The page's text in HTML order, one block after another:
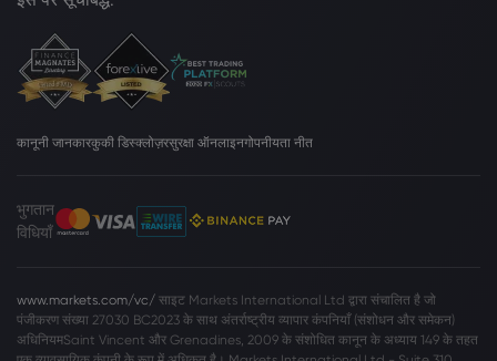
कानूनी जानकारकुकी डिस्क्लोज़रसुरक्षा ऑनलाइनगोपनीयता नीत
भुगतान
विधियाँ
www.markets.com/vc/ साइट Markets International Ltd द्वारा संचालित है जो
पंजीकरण संख्या 27030 BC2023 के साथ अंतर्राष्ट्रीय व्यापार कंपनियाँ (संशोधन और समेकन)
अधिनियमSaint Vincent और Grenadines, 2009 के संशोधित कानून के अध्याय 149 के तहत